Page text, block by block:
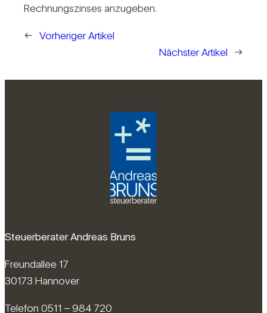
Rech­nungs­zinses anzu­geben.
← Vorheriger Artikel
Nächster Artikel
→
Steuerberater Andreas Bruns
Freundallee 17
30173 Hannover
Telefon 0511 – 984 720